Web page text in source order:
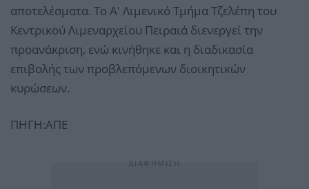
αποτελέσματα. Το Α' Λιμενικό Τμήμα Τζελέπη του
Κεντρικού Λιμεναρχείου Πειραιά διενεργεί την
προανάκριση, ενώ κινήθηκε και η διαδικασία
επιβολής των προβλεπόμενων διοικητικών
κυρώσεων.
ΠΗΓΗ:ΑΠΕ